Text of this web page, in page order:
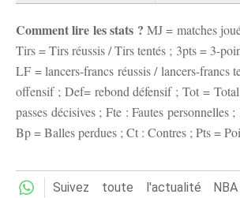
Comment lire les stats ? MJ = matches
Tirs = Tirs réussis / Tirs tentés ; 3pts = 3-
LF = lancers-francs réussis / lancers-francs
offensif ; Def= rebond défensif ; Tot =
passes décisives ; Fte : Fautes personnelles
Bp = Balles perdues ; Ct : Contres ; Pts =
Suivez toute l'actualité